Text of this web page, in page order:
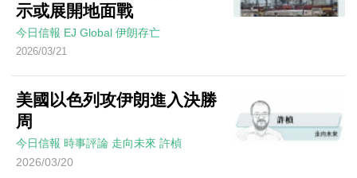
示或展開地面戰
今日信報 EJ Global 伊朗存亡
2026/03/21
美國以色列攻伊朗進入決勝
周
今日信報 時事評論 走向未來 許楨
2026/03/20